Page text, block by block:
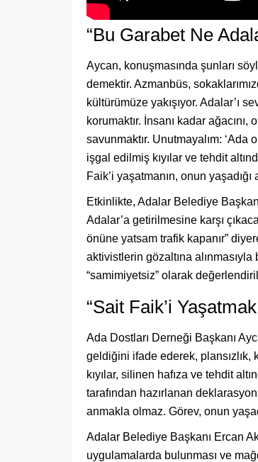
“Bu Garabet Ne
Aycan, konuşmasında şunları
demektir. Azmanbüs,
kültürümüze yakışıyor. Adalar’ı
korumaktır. İnsanı kadar
savunmaktır. Unutmayalım: ‘Ada
işgal edilmiş kıyılar ve tehdit
Faik’i yaşatmanın, onun
Etkinlikte, Adalar Belediye
Adalar’a getirilmesine karşı
önüne yatsam trafik kapanır”
aktivistlerin gözaltına
“samimiyetsiz” olarak
“Sait Faik’i
Ada Dostları Derneği Başkanı
geldiğini ifade ederek,
kıyılar, silinen hafıza ve tehdit
tarafından hazırlanan
anmakla olmaz. Görev, onun
Adalar Belediye Başkanı Ercan
uygulamalarda bulunması ve